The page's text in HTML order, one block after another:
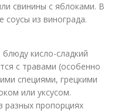
свинины с яблоками. В
соусы из винограда.
кисло-сладкий
с травами (особенно
специями, грецкими
или уксусом.
разных пропорциях